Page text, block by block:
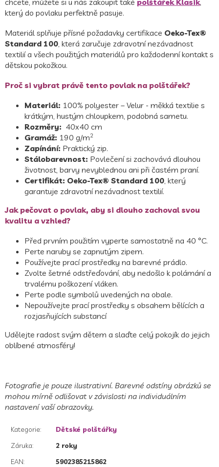
chcete, můžete si u nás zakoupit také polštářek Klasik,
který do povlaku perfektně pasuje.
Materiál splňuje přísné požadavky certifikace Oeko-Tex®
Standard 100, která zaručuje zdravotní nezávadnost
textilií a všech použitých materiálů pro každodenní kontakt s
dětskou pokožkou.
Proč si vybrat právě tento povlak na polštářek?
Materiál: 100% polyester – Velur - měkká textilie s
krátkým, hustým chloupkem, podobná sametu.
Rozměry: 40x40 cm
Gramáž: 190 g/m2
Zapínání: Praktický zip.
Stálobarevnost: Povlečení si zachovává dlouhou
životnost, barvy nevyblednou ani při častém praní.
Certifikát: Oeko-Tex® Standard 100, který
garantuje zdravotní nezávadnost textilií.
Jak pečovat o povlak, aby si dlouho zachoval svou
kvalitu a vzhled?
Před prvním použitím vyperte samostatně na 40 °C.
Perte naruby se zapnutým zipem.
Používejte prací prostředky na barevné prádlo.
Zvolte šetrné odstřeďování, aby nedošlo k polámání a
trvalému poškození vláken.
Perte podle symbolů uvedených na obale.
Nepoužívejte prací prostředky s obsahem bělících a
rozjasňujících substancí
Udělejte radost svým dětem a slaďte celý pokojík do jejich
oblíbené atmosféry!
Fotografie je pouze ilustrativní. Barevné odstíny obrázků se
mohou mírně odlišovat v závislosti na individuálním
nastavení vaší obrazovky.
Kategorie:
Dětské polštářky
Záruka:
2 roky
EAN:
5902385215862